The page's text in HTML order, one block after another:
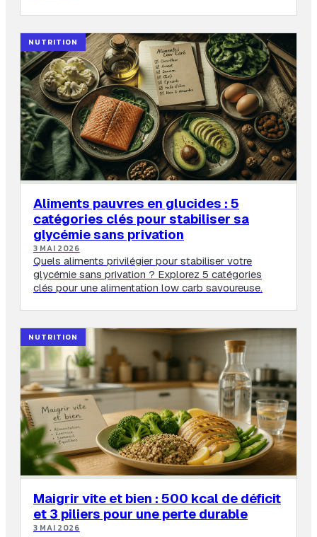
NUTRITION
Aliments pauvres en glucides : 5
catégories clés pour stabiliser sa
glycémie sans privation
3 MAI 2026
Quels aliments privilégier pour stabiliser votre
glycémie sans privation ? Explorez 5 catégories
clés pour une alimentation low carb savoureuse.
NUTRITION
Maigrir vite et bien : 500 kcal de déficit
et 3 piliers pour une perte durable
3 MAI 2026